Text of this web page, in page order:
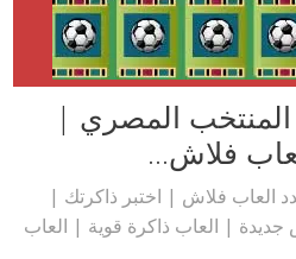
المنتخب المصري |
فلاش...
العاب فلاش | اختبر ذاكرتك |
| العاب ذاكرة قوية | العاب